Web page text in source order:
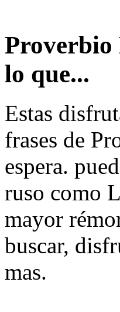
Proverbio
lo que...
Estas
frases de
espera.
ruso como
mayor
buscar,
mas.